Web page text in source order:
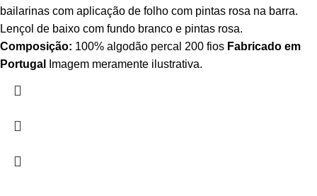
bailarinas com aplicação de folho com pintas rosa na barra.
Lençol de baixo com fundo branco e pintas rosa.
Composição: 100% algodão percal 200 fios Fabricado em
Portugal
Imagem meramente ilustrativa.